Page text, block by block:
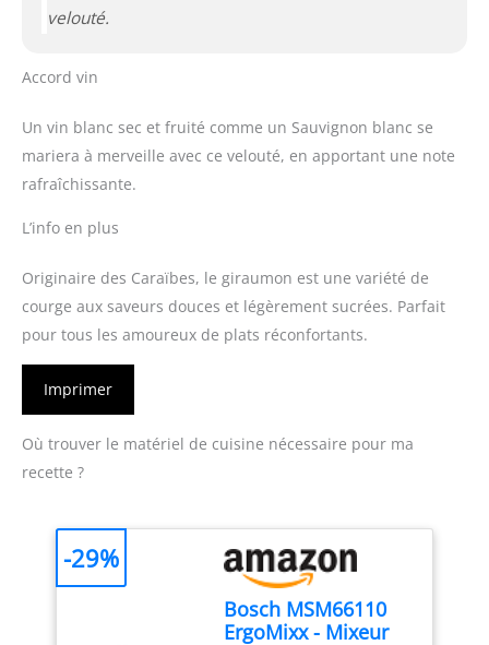
velouté.
Accord vin
Un vin blanc sec et fruité comme un Sauvignon blanc se
mariera à merveille avec ce velouté, en apportant une note
rafraîchissante.
L’info en plus
Originaire des Caraïbes, le giraumon est une variété de
courge aux saveurs douces et légèrement sucrées. Parfait
pour tous les amoureux de plats réconfortants.
Imprimer
Où trouver le matériel de cuisine nécessaire pour ma
recette ?
Bosch MSM66110
ErgoMixx - Mixeur
-29%